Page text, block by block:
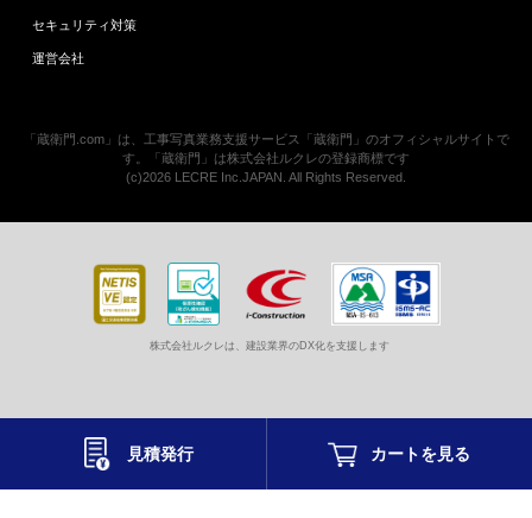
見積発行 カートを見る
セキュリティ対策
運営会社
「蔵衛門.com」は、工事写真業務支援サービス「蔵衛門」のオフィシャルサイトで
す。「蔵衛門」は株式会社ルクレの登録商標です
(c)2026 LECRE Inc.JAPAN. All Rights Reserved.
株式会社ルクレは、建設業界のDX化を支援します